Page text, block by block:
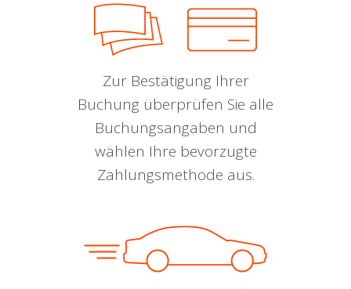
Zur Bestätigung Ihrer
Buchung überprüfen Sie alle
Buchungsangaben und
wählen Ihre bevorzugte
Zahlungsmethode aus.